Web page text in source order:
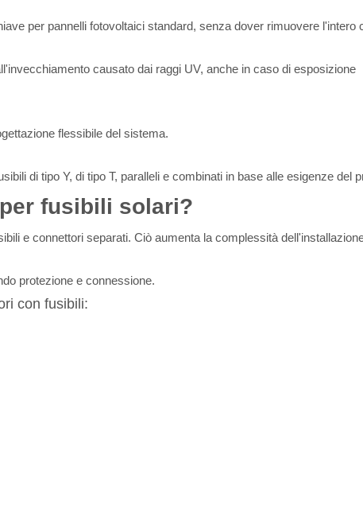
per pannelli fotovoltaici standard, senza dover rimuovere l'intero
causato dai raggi UV, anche in caso di esposizione
flessibile del sistema.
di tipo Y, di tipo T, paralleli e combinati in base alle esigenze del
fusibili solari?
e connettori separati. Ciò aumenta la complessità
protezione e connessione.
con fusibili: